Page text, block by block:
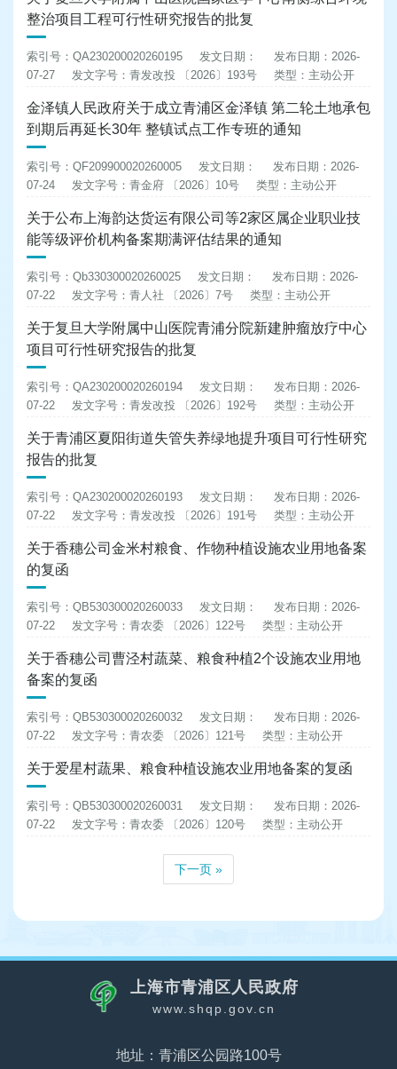
整治项目工程可行性研究报告的批复
索引号：QA230200020260195 发文日期：
发布日期：2026-
07-27
发文字号：青发改投 〔2026〕193号 类型：主动公开
金泽镇人民政府关于成立青浦区金泽镇 第二轮土地承包
到期后再延长30年 整镇试点工作专班的通知
索引号：QF209900020260005 发文日期：
发布日期：2026-
07-24
发文字号：青金府 〔2026〕10号 类型：主动公开
关于公布上海韵达货运有限公司等2家区属企业职业技
能等级评价机构备案期满评估结果的通知
索引号：Qb330300020260025 发文日期：
发布日期：2026-
07-22
发文字号：青人社 〔2026〕7号 类型：主动公开
关于复旦大学附属中山医院青浦分院新建肿瘤放疗中心
项目可行性研究报告的批复
索引号：QA230200020260194 发文日期：
发布日期：2026-
07-22
发文字号：青发改投 〔2026〕192号 类型：主动公开
关于青浦区夏阳街道失管失养绿地提升项目可行性研究
报告的批复
索引号：QA230200020260193 发文日期：
发布日期：2026-
07-22
发文字号：青发改投 〔2026〕191号 类型：主动公开
关于香穗公司金米村粮食、作物种植设施农业用地备案
的复函
索引号：QB530300020260033 发文日期：
发布日期：2026-
07-22
发文字号：青农委 〔2026〕122号 类型：主动公开
关于香穗公司曹泾村蔬菜、粮食种植2个设施农业用地
备案的复函
索引号：QB530300020260032 发文日期：
发布日期：2026-
07-22
发文字号：青农委 〔2026〕121号 类型：主动公开
关于爱星村蔬果、粮食种植设施农业用地备案的复函
索引号：QB530300020260031 发文日期：
发布日期：2026-
07-22
发文字号：青农委 〔2026〕120号 类型：主动公开
下一页 »
上海市青浦区人民政府
www.shqp.gov.cn
地址：青浦区公园路100号